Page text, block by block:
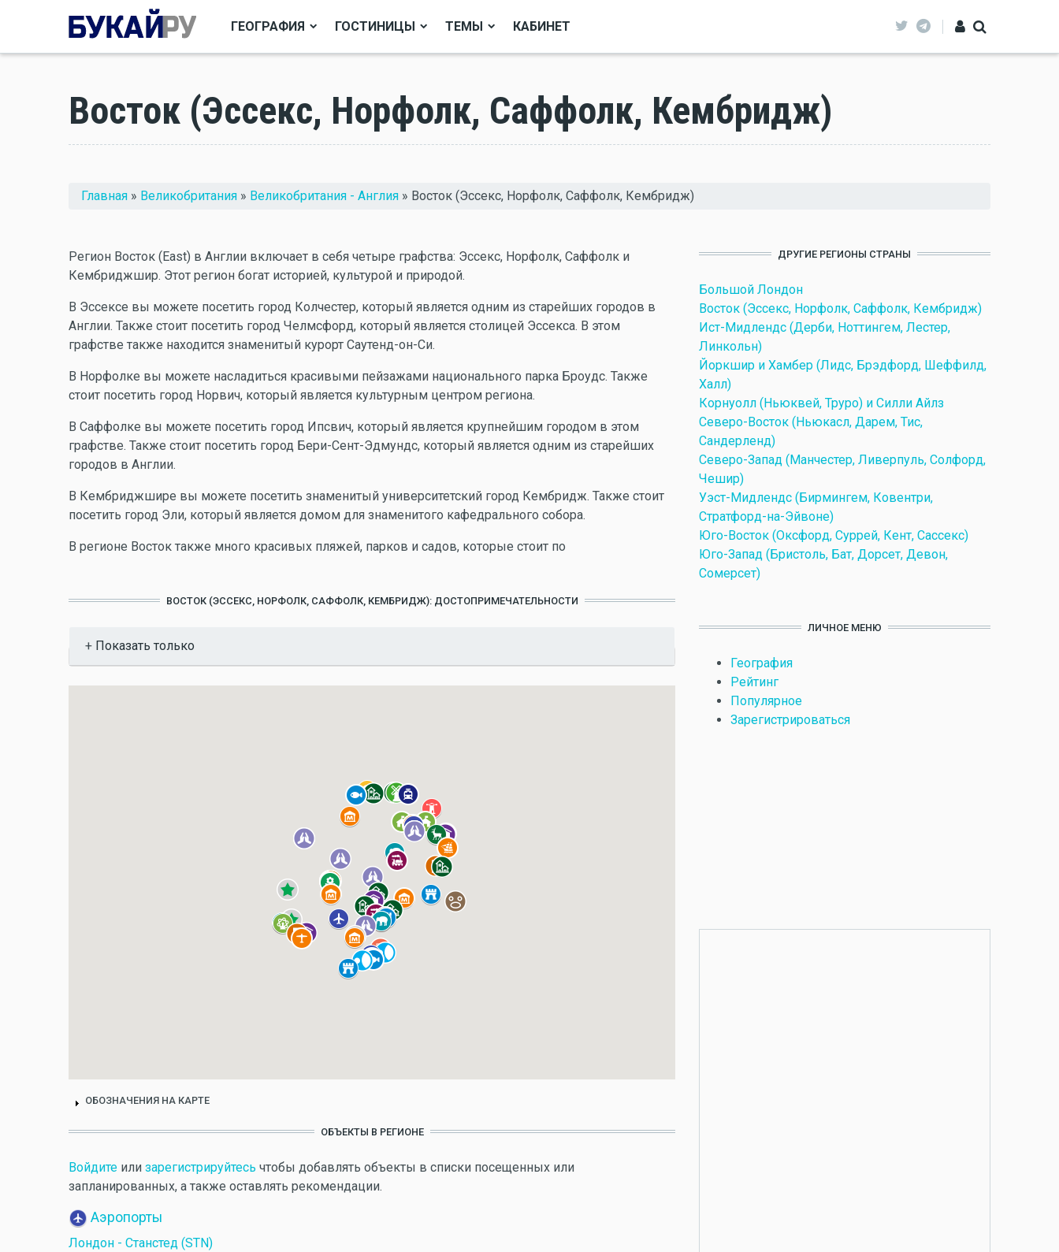
ГЕОГРАФИЯ ГОСТИНИЦЫ ТЕМЫ КАБИНЕТ
Восток (Эссекс, Норфолк, Саффолк, Кембридж)
Вы здесь
Главная » Великобритания » Великобритания - Англия » Восток (Эссекс, Норфолк, Саффолк, Кембридж)
Регион Восток (East) в Англии включает в себя четыре графства: Эссекс, Норфолк, Саффолк и
Кембриджшир. Этот регион богат историей, культурой и природой.
В Эссексе вы можете посетить город Колчестер, который является одним из старейших городов в
Англии. Также стоит посетить город Челмсфорд, который является столицей Эссекса. В этом
графстве также находится знаменитый курорт Саутенд-он-Си.
В Норфолке вы можете насладиться красивыми пейзажами национального парка Броудс. Также
стоит посетить город Норвич, который является культурным центром региона.
В Саффолке вы можете посетить город Ипсвич, который является крупнейшим городом в этом
графстве. Также стоит посетить город Бери-Сент-Эдмундс, который является одним из старейших
городов в Англии.
В Кембриджшире вы можете посетить знаменитый университетский город Кембридж. Также стоит
посетить город Эли, который является домом для знаменитого кафедрального собора.
В регионе Восток также много красивых пляжей, парков и садов, которые стоит по
ВОСТОК (ЭССЕКС, НОРФОЛК, САФФОЛК, КЕМБРИДЖ): ДОСТОПРИМЕЧАТЕЛЬНОСТИ
Показать
Показать только
ОБОЗНАЧЕНИЯ НА КАРТЕ
ОБЪЕКТЫ В РЕГИОНЕ
Войдите или зарегистрируйтесь чтобы добавлять объекты в списки посещенных или
запланированных, а также оставлять рекомендации.
Аэропорты
Лондон - Станстед (STN)
ДРУГИЕ РЕГИОНЫ СТРАНЫ
Большой Лондон
Восток (Эссекс, Норфолк, Саффолк, Кембридж)
Ист-Мидлендс (Дерби, Ноттингем, Лестер,
Линкольн)
Йоркшир и Хамбер (Лидс, Брэдфорд, Шеффилд,
Халл)
Корнуолл (Ньюквей, Труро) и Силли Айлз
Северо-Восток (Ньюкасл, Дарем, Тис,
Сандерленд)
Северо-Запад (Манчестер, Ливерпуль, Солфорд,
Чешир)
Уэст-Мидлендс (Бирмингем, Ковентри,
Стратфорд-на-Эйвоне)
Юго-Восток (Оксфорд, Суррей, Кент, Сассекс)
Юго-Запад (Бристоль, Бат, Дорсет, Девон,
Сомерсет)
ЛИЧНОЕ МЕНЮ
География
Рейтинг
Популярное
Зарегистрироваться